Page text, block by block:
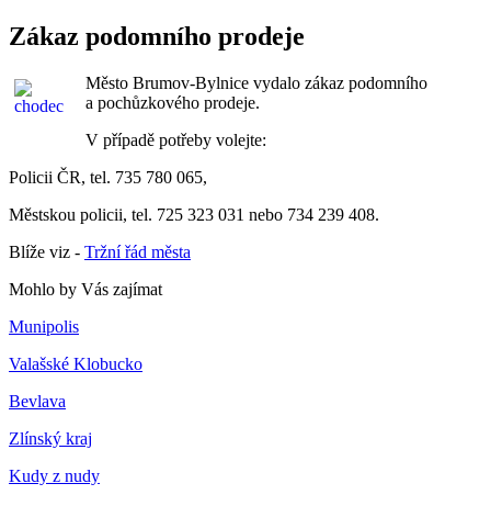
Zákaz podomního prodeje
Město Brumov-Bylnice vydalo zákaz podomního
a pochůzkového prodeje.
V případě potřeby volejte:
Policii ČR, tel. 735 780 065,
Městskou policii, tel. 725 323 031 nebo 734 239 408.
Blíže viz - Tržní řád města
Mohlo by Vás zajímat
Munipolis
Valašské Klobucko
Bevlava
Zlínský kraj
Kudy z nudy